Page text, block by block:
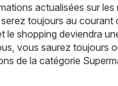
actualisées sur les
toujours au courant
le shopping deviendra
vous saurez toujours
de la catégorie